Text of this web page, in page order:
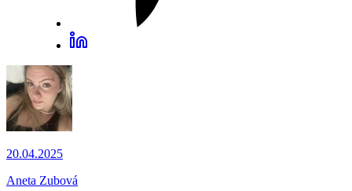
20.04.2025
Aneta Zubová